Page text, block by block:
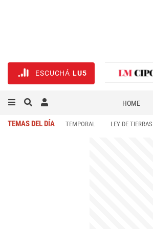
ESCUCHÁ LU5
HOME
TEMAS DEL DÍA TEMPORAL LEY DE TIERRAS